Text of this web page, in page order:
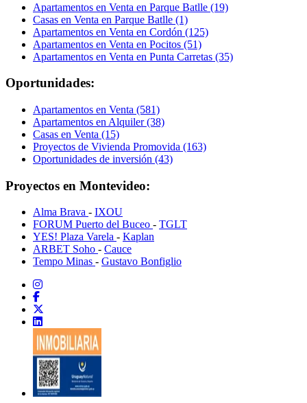
Apartamentos en Venta en Parque Batlle (19)
Casas en Venta en Parque Batlle (1)
Apartamentos en Venta en Cordón (125)
Apartamentos en Venta en Pocitos (51)
Apartamentos en Venta en Punta Carretas (35)
Oportunidades:
Apartamentos en Venta (581)
Apartamentos en Alquiler (38)
Casas en Venta (15)
Proyectos de Vivienda Promovida (163)
Oportunidades de inversión (43)
Proyectos en Montevideo:
Alma Brava - IXOU
FORUM Puerto del Buceo - TGLT
YES! Plaza Varela - Kaplan
ARBET Soho - Cauce
Tempo Minas - Gustavo Bonfiglio